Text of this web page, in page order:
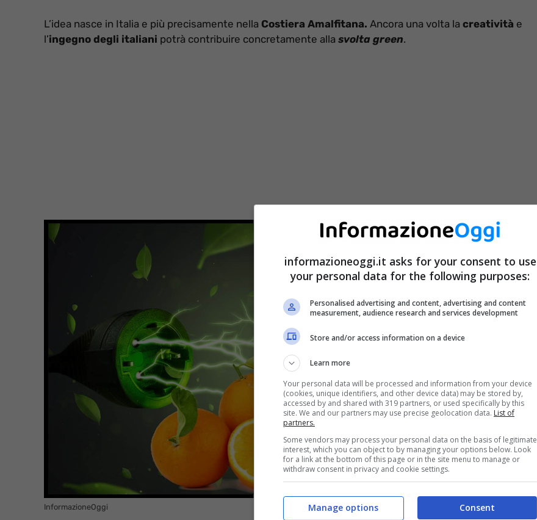
L’idea nasce in Italia e più precisamente nella Costiera Amalfitana. Ancora una volta la creatività e
l’ingegno degli italiani potrà contribuire concretamente alla svolta green.
InformazioneOggi
informazioneoggi.it asks for your consent to use
your personal data for the following purposes:
Personalised advertising and content, advertising and content
measurement, audience research and services development
Store and/or access information on a device
Learn more
Your personal data will be processed and information from your device
(cookies, unique identifiers, and other device data) may be stored by,
accessed by and shared with 319 partners, or used specifically by this
site. We and our partners may use precise geolocation data. List of
partners.
Some vendors may process your personal data on the basis of legitimate
interest, which you can object to by managing your options below. Look
for a link at the bottom of this page or in the site menu to manage or
withdraw consent in privacy and cookie settings.
Consent
Manage options